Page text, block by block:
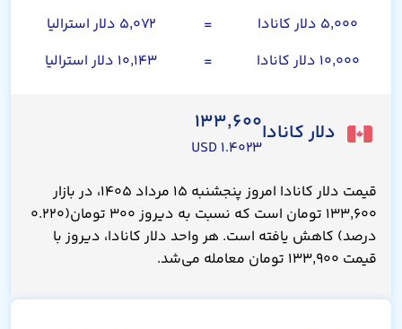
۵,۰۰۰ دلار کانادا
=
۵,۰۷۲ دلار استرالیا
۱۰,۰۰۰ دلار کانادا
= ۱۰,۱۴۳ دلار استرالیا
دلار کانادا۱۳۳,۶۰۰
۱.۴۰۲۳ USD
قیمت دلار کانادا امروز پنجشنبه ۱۵ مرداد ۱۴۰۵، در بازار
۱۳۳,۶۰۰ تومان است که نسبت به دیروز ۳۰۰ تومان(۰.۲۲۰
درصد) کاهش یافته است. هر واحد دلار کانادا، دیروز با
قیمت ۱۳۳,۹۰۰ تومان معامله می‌شد.